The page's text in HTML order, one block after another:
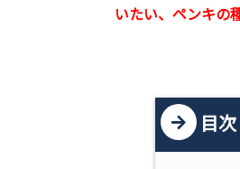
いたい、ペンキの
目次